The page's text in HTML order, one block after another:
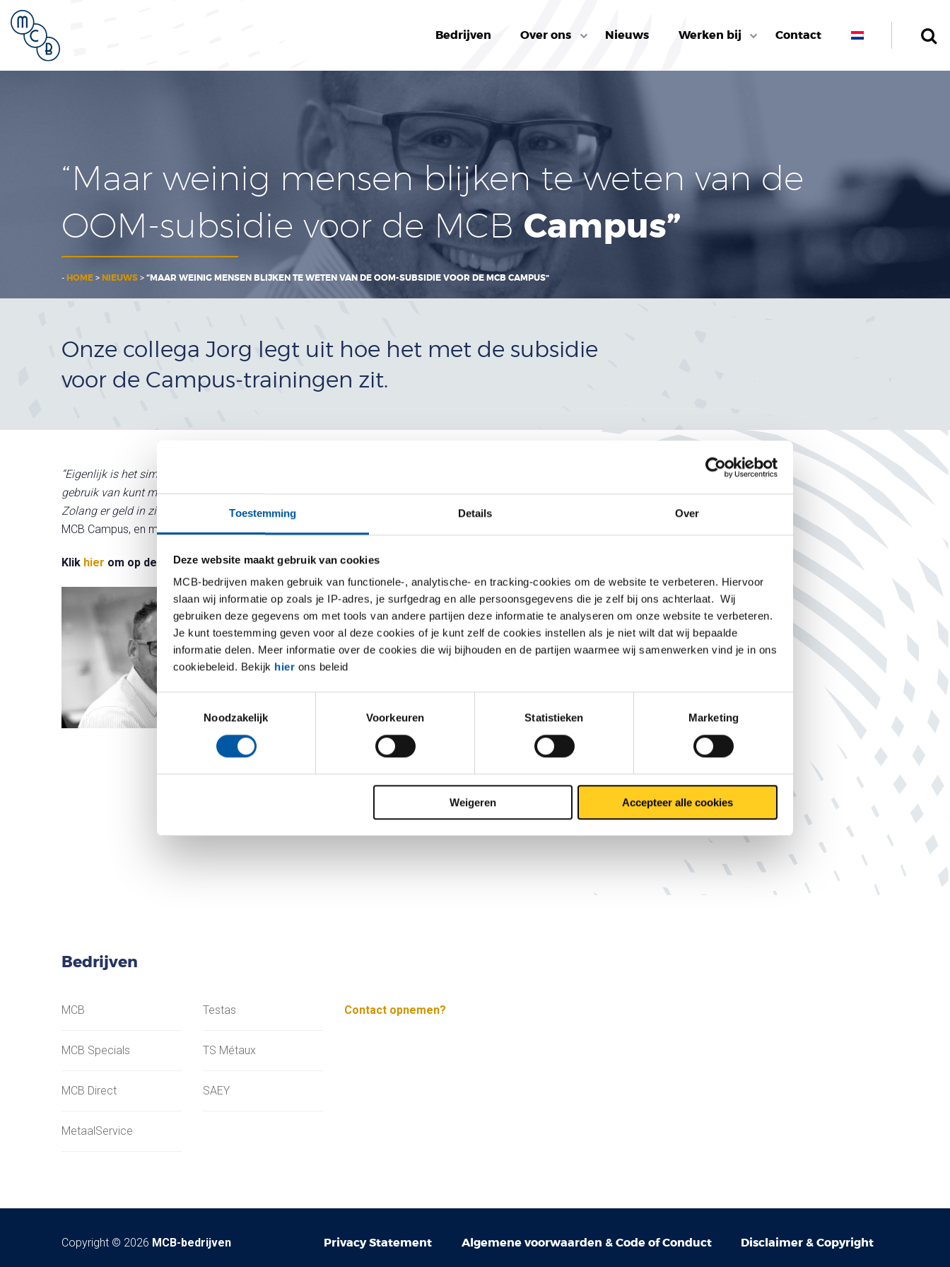
Toestemming Details Over
Deze website maakt gebruik van cookies
MCB-bedrijven maken gebruik van functionele-, analytische- en tracking-cookies om de website te verbeteren. Hiervoor
slaan wij informatie op zoals je IP-adres, je surfgedrag en alle persoonsgegevens die je zelf bij ons achterlaat. Wij
gebruiken deze gegevens om met tools van andere partijen deze informatie te analyseren om onze website te verbeteren.
Je kunt toestemming geven voor al deze cookies of je kunt zelf de cookies instellen als je niet wilt dat wij bepaalde
informatie delen. Meer informatie over de cookies die wij bijhouden en de partijen waarmee wij samenwerken vind je in ons
cookiebeleid. Bekijk hier ons beleid
Toestemmingsselectie
Noodzakelijk
Voorkeuren Statistieken Marketing
Weigeren Accepteer alle cookies
Bedrijven Over ons Nieuws Werken bij Contact
“Maar weinig mensen blijken te weten van de
OOM-subsidie voor de MCBCampus”
- HOME > NIEUWS > “MAAR WEINIG MENSEN BLIJKEN TE WETEN VAN DE OOM-SUBSIDIE VOOR DE MCB CAMPUS”
Onze collega Jorg legt uit hoe het met de subsidie
voor de Campus-trainingen zit.
“Eigenlijk is het simpel: de stichting OOM heeft een subsidiepotje dat elk jaar wordt aangevuld, en waar je
gebruik van kunt maken als je bij hen bent aangesloten. En dat geldt volgens mij voor alle Metaalunieleden.
Zolang er geld in zit mag je er gebruik van maken.”
Jorg Eichhorn is actief verkoper van de trainingen van de
MCB Campus, en merkt regelmatig dat de subsidiemogelijkheden niet bekend zijn. Jorg legt het uit.
Klik hier om op de website van MCB verder te lezen
Deel dit bericht
Jorg Eichhorn
MCB Campus
OOM-subsidie
Bedrijven
MCB
MCB Specials
MCB Direct
MetaalService
Testas
TS Métaux
SAEY
Contact opnemen?
Copyright © 2026 MCB-bedrijven Privacy Statement Algemene voorwaarden & Code of Conduct Disclaimer & Copyright